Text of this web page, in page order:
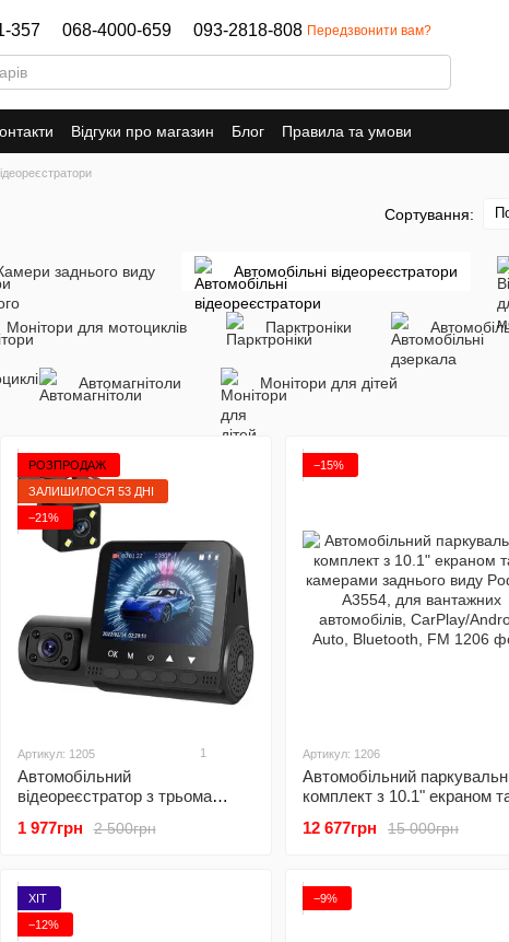
357 068-4000-659 093-2818-808 Передзвонити вам?
Відгуки про магазин Блог Правила та умови
Сортування:
заднього виду Автомобільні відеореєстратори
Монітори для мотоциклів Парктроніки
Автомагнітоли Монітори для дітей
РОЗПРОДАЖ
ЗАЛИШИЛОСЯ 53 ДНІ
−21%
Артикул: 1205 1
Автомобільний
відеореєстратор з трьома
дисплеєм, на лобове скло,
2 500грн
1 977грн
−15%
Артикул: 1206
Автомобільний
комплект з 10.1" екраном
Podofo A3554, для
15 000грн
12 677грн
ХІТ
−12%
−9%